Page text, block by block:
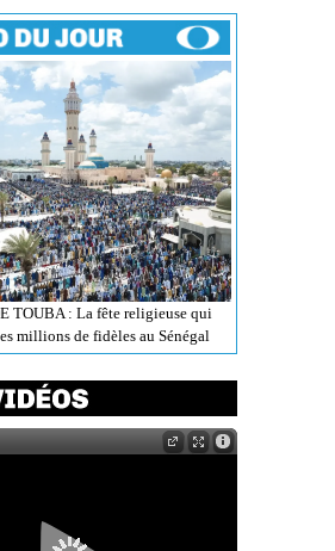
TOUBA : La fête religieuse qui
millions de fidèles au Sénégal